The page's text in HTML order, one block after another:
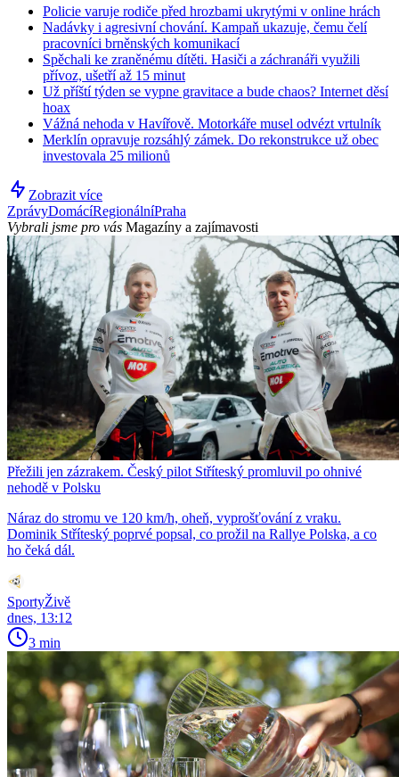
Policie varuje rodiče před hrozbami ukrytými v online hrách
Nadávky i agresivní chování. Kampaň ukazuje, čemu čelí
pracovníci brněnských komunikací
Spěchali ke zraněnému dítěti. Hasiči a záchranáři využili
přívoz, ušetří až 15 minut
Už příští týden se vypne gravitace a bude chaos? Internet děsí
hoax
Vážná nehoda v Havířově. Motorkáře musel odvézt vrtulník
Merklín opravuje rozsáhlý zámek. Do rekonstrukce už obec
investovala 25 milionů
Zobrazit více
ZprávyDomácíRegionálníPraha
Vybrali jsme pro vás Magazíny a zajímavosti
Přežili jen zázrakem. Český pilot Stříteský promluvil po ohnivé
nehodě v Polsku
Náraz do stromu ve 120 km/h, oheň, vyprošťování z vraku.
Dominik Stříteský poprvé popsal, co prožil na Rallye Polska, a co
ho čeká dál.
SportyŽivě
dnes, 13:12
3 min